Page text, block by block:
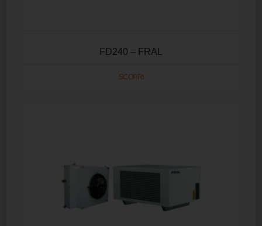
FD240 – FRAL
SCOPRI